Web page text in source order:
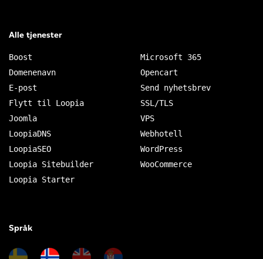
Alle tjenester
Boost
Domenenavn
E-post
Flytt til Loopia
Joomla
LoopiaDNS
LoopiaSEO
Loopia Sitebuilder
Loopia Starter
Microsoft 365
Opencart
Send nyhetsbrev
SSL/TLS
VPS
Webhotell
WordPress
WooCommerce
Språk